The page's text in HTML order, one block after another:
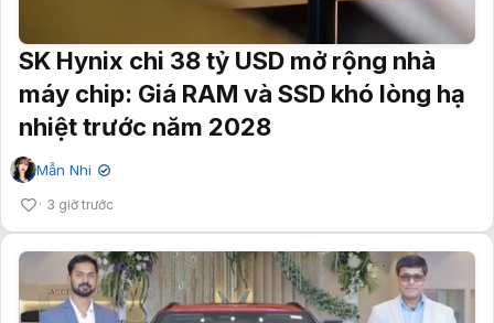
SK Hynix chi 38 tỷ USD mở rộng nhà
máy chip: Giá RAM và SSD khó lòng hạ
nhiệt trước năm 2028
Mẫn Nhi ✔
3 giờ trước